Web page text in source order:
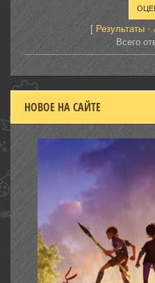
[ Результаты·
Всего
НОВОЕ НА САЙТЕ